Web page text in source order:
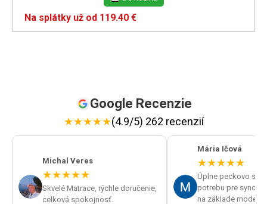
Na splátky už od 119.40 €
Google Recenzie
★★★★★(4.9/5) 262 recenzií
Michal Veres
★★★★★
Skvelé Matrace, rýchle doručenie,
celková spokojnosť.
Mária Ičová
★★★★★
Úplne peckovo
potrebu pre synov
na základe modelu